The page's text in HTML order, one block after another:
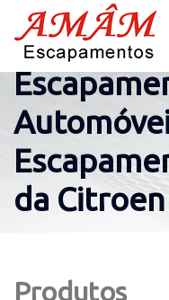
da Citroen
Produtos